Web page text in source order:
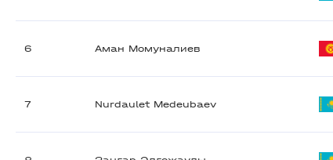
6 Аман Момуналиев
7 Nurdaulet Medeubaev